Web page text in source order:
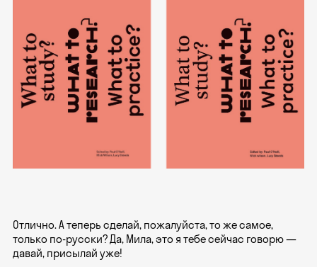
Отлично. А теперь сделай, пожалуйста, то же самое,
только по-русски? Да, Мила, это я тебе сейчас говорю —
давай, присылай уже!